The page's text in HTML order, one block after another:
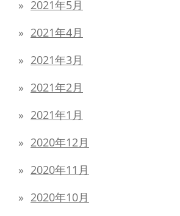
2021年5月
2021年4月
2021年3月
2021年2月
2021年1月
2020年12月
2020年11月
2020年10月